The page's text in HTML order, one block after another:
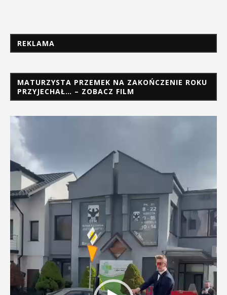
REKLAMA
MATURZYSTA PRZEMEK NA ZAKOŃCZENIE ROKU
PRZYJECHAŁ… – ZOBACZ FILM
Odtwarzacz